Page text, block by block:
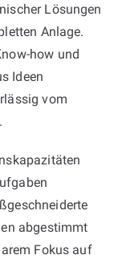
Lösungen
Anlage.
how und
Ideen
vom
abgestimmt
Fokus auf